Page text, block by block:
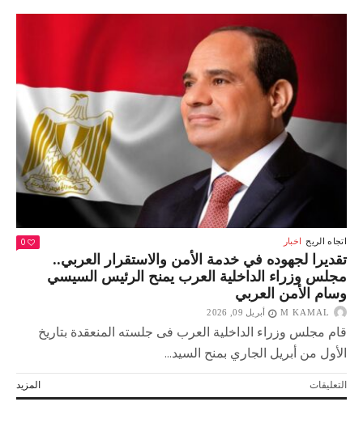
السيسي
أكاليل
النصب
التذكارى
السادات
مغلقة
اتجاه الريح اخبار 0
تقديرا لجهوده في خدمة الأمن والاستقرار العربي..
مجلس وزراء الداخلية العرب يمنح الرئيس السيسي
وسام الأمن العربي
M KAMAL أبريل 09, 2026
قام مجلس وزراء الداخلية العرب فى جلسته المنعقدة بتاريخ
الأول من أبريل الجاري بمنح السيد...
المزيد التعليقاتعلى
تقديرا